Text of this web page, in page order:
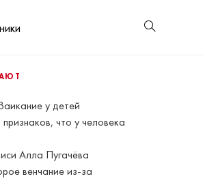
у детей
признаков, что у человека
Алла Пугачёва
венчание из-за